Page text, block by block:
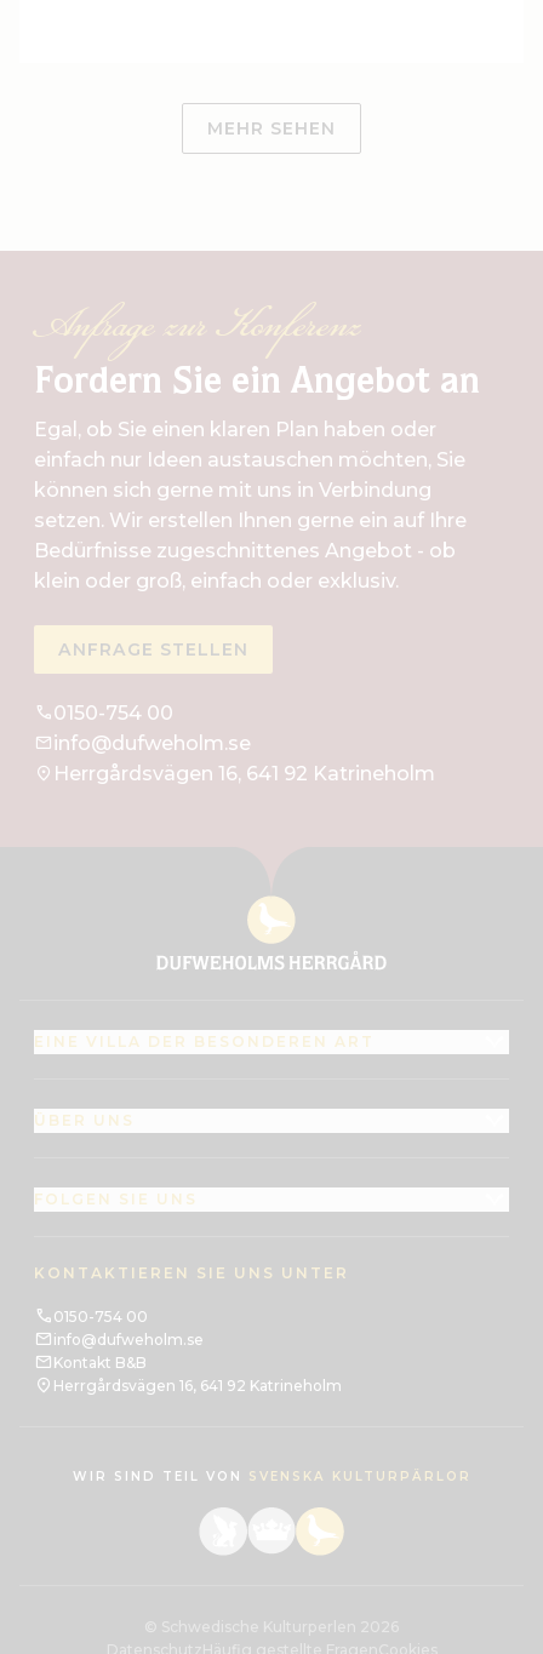
MEHR SEHEN
Anfrage zur Konferenz
Fordern Sie ein Angebot an
Egal, ob Sie einen klaren Plan haben oder
einfach nur Ideen austauschen möchten, Sie
können sich gerne mit uns in Verbindung
setzen. Wir erstellen Ihnen gerne ein auf Ihre
Bedürfnisse zugeschnittenes Angebot - ob
klein oder groß, einfach oder exklusiv.
ANFRAGE STELLEN
0150-754 00
info@dufweholm.se
Herrgårdsvägen 16, 641 92 Katrineholm
EINE VILLA DER BESONDEREN ART
ÜBER UNS
FOLGEN SIE UNS
KONTAKTIEREN SIE UNS UNTER
0150-754 00
info@dufweholm.se
Kontakt B&B
Herrgårdsvägen 16, 641 92 Katrineholm
WIR SIND TEIL VON SVENSKA KULTURPÄRLOR